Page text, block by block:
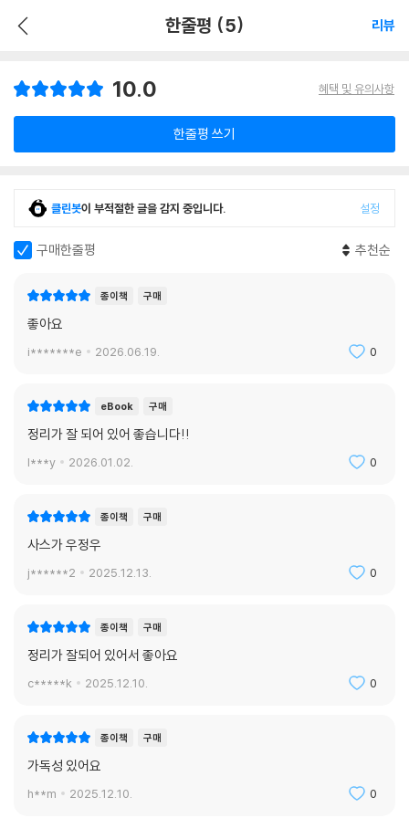
한줄평 (5) 리뷰
10.0 혜택 및 유의사항
한줄평 쓰기
클린봇이 부적절한 글을 감지 중입니다. 설정
구매한줄평 추천순
종이책 구매
좋아요
i*******e 2026.06.19. 0
eBook 구매
정리가 잘 되어 있어 좋습니다!!
l***y 2026.01.02. 0
종이책 구매
사스가 우정우
j******2 2025.12.13. 0
종이책 구매
정리가 잘되어 있어서 좋아요
c*****k 2025.12.10. 0
종이책 구매
가독성 있어요
h**m 2025.12.10. 0